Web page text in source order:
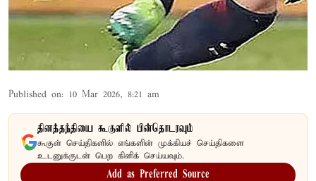
Published on: 10 Mar 2026, 8:21 am
தினத்தந்தியை கூகுளில் பின்தொடரவும்
கூகுள் செய்திகளில் எங்களின் முக்கியச் செய்திகளை
உடனுக்குடன் பெற கிளிக் செய்யவும்.
Add as Preferred Source